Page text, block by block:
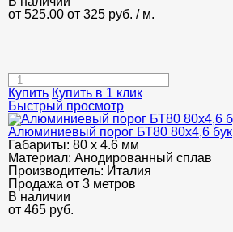
от 525.00 от 325 руб. / м.
Купить Купить в 1 клик
Быстрый просмотр
Алюминиевый порог БТ80 80х4,6 бук
Габариты: 80 х 4.6 мм
Материал: Анодированный сплав
Производитель: Италия
Продажа от 3 метров
В наличии
от 465 руб.